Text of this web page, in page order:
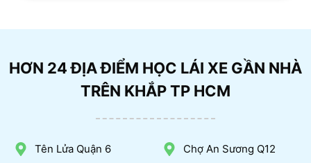
HƠN 24 ĐỊA ĐIỂM HỌC LÁI XE GẦN NHÀ
TRÊN KHẮP TP HCM
Tên Lửa Quận 6
Chợ An Sương Q12